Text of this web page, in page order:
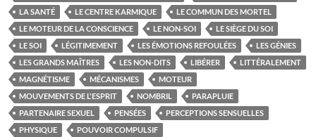
LA SANTÉ
LE CENTRE KARMIQUE
LE COMMUN DES MORTEL
LE MOTEUR DE LA CONSCIENCE
LE NON-SOI
LE SIÈGE DU SOI
LE SOI
LÉGITIMEMENT LES ÉMOTIONS REFOULÉES
LES GÉNIES
LES GRANDS MAÎTRES
LES NON-DITS LIBÉRER
LITTÉRALEMENT
MAGNÉTISME
MÉCANISMES
MOTEUR
MOUVEMENTS DE L'ESPRIT
NOMBRIL
PARAPLUIE
PARTENAIRE SEXUEL
PENSÉES
PERCEPTIONS SENSUELLES
PHYSIQUE
POUVOIR COMPULSIF